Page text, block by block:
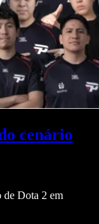
cenário
de Dota 2 em